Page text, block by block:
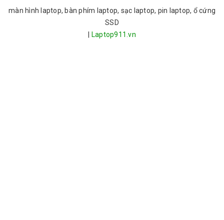
màn hình laptop, bàn phím laptop, sạc laptop, pin laptop, ổ cứng
SSD
Laptop911.vn